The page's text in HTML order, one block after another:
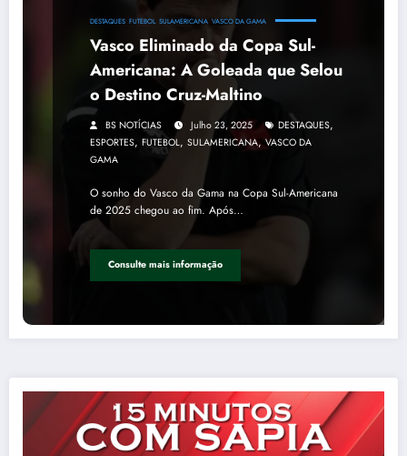
DESTAQUES FUTEBOL SULAMERICANA VASCO DA GAMA
Vasco Eliminado da Copa Sul-
Americana: A Goleada que Selou
o Destino Cruz-Maltino
BS NOTÍCIAS Julho 23, 2025 DESTAQUES,
ESPORTES, FUTEBOL, SULAMERICANA,VASCO DA
GAMA
O sonho do Vasco da Gama na Copa Sul-Americana
de 2025 chegou ao fim. Após…
Consulte mais informação